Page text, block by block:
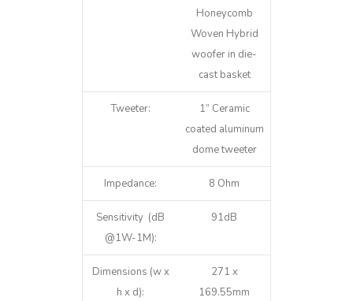
Honeycomb
Woven Hybrid
woofer in die-
cast basket
Tweeter:
1” Ceramic
coated aluminum
dome tweeter
Impedance: 8 Ohm
Sensitivity (dB
@1W-1M):
91dB
Dimensions (w x
h x d):
271 x
169.55mm